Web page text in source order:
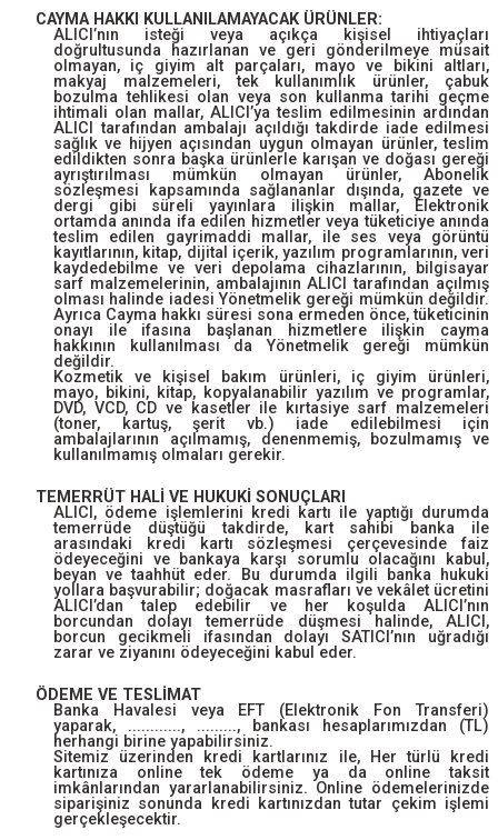
CAYMA HAKKI KULLANILAMAYACAK ÜRÜNLER:
ALICI’nın isteği veya açıkça kişisel ihtiyaçları
doğrultusunda hazırlanan ve geri gönderilmeye müsait
olmayan, iç giyim alt parçaları, mayo ve bikini altları,
makyaj malzemeleri, tek kullanımlık ürünler, çabuk
bozulma tehlikesi olan veya son kullanma tarihi geçme
ihtimali olan mallar, ALICI’ya teslim edilmesinin ardından
ALICI tarafından ambalajı açıldığı takdirde iade edilmesi
sağlık ve hijyen açısından uygun olmayan ürünler, teslim
edildikten sonra başka ürünlerle karışan ve doğası gereği
ayrıştırılması mümkün olmayan ürünler, Abonelik
sözleşmesi kapsamında sağlananlar dışında, gazete ve
dergi gibi süreli yayınlara ilişkin mallar, Elektronik
ortamda anında ifa edilen hizmetler veya tüketiciye anında
teslim edilen gayrimaddi mallar, ile ses veya görüntü
kayıtlarının, kitap, dijital içerik, yazılım programlarının, veri
kaydedebilme ve veri depolama cihazlarının, bilgisayar
sarf malzemelerinin, ambalajının ALICI tarafından açılmış
olması halinde iadesi Yönetmelik gereği mümkün değildir.
Ayrıca Cayma hakkı süresi sona ermeden önce, tüketicinin
onayı ile ifasına başlanan hizmetlere ilişkin cayma
hakkının kullanılması da Yönetmelik gereği mümkün
değildir.
Kozmetik ve kişisel bakım ürünleri, iç giyim ürünleri,
mayo, bikini, kitap, kopyalanabilir yazılım ve programlar,
DVD, VCD, CD ve kasetler ile kırtasiye sarf malzemeleri
(toner, kartuş, şerit vb.) iade edilebilmesi için
ambalajlarının açılmamış, denenmemiş, bozulmamış ve
kullanılmamış olmaları gerekir.
TEMERRÜT HALİ VE HUKUKİ SONUÇLARI
ALICI, ödeme işlemlerini kredi kartı ile yaptığı durumda
temerrüde düştüğü takdirde, kart sahibi banka ile
arasındaki kredi kartı sözleşmesi çerçevesinde faiz
ödeyeceğini ve bankaya karşı sorumlu olacağını kabul,
beyan ve taahhüt eder. Bu durumda ilgili banka hukuki
yollara başvurabilir; doğacak masrafları ve vekâlet ücretini
ALICI’dan talep edebilir ve her koşulda ALICI’nın
borcundan dolayı temerrüde düşmesi halinde, ALICI,
borcun gecikmeli ifasından dolayı SATICI’nın uğradığı
zarar ve ziyanını ödeyeceğini kabul eder.
ÖDEME VE TESLİMAT
Banka Havalesi veya EFT (Elektronik Fon Transferi)
yaparak, ............, ........., bankası hesaplarımızdan (TL)
herhangi birine yapabilirsiniz.
Sitemiz üzerinden kredi kartlarınız ile, Her türlü kredi
kartınıza online tek ödeme ya da online taksit
imkânlarından yararlanabilirsiniz. Online ödemelerinizde
siparişiniz sonunda kredi kartınızdan tutar çekim işlemi
gerçekleşecektir.